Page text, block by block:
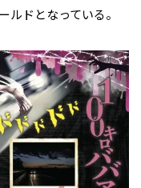
ルドとなっている。